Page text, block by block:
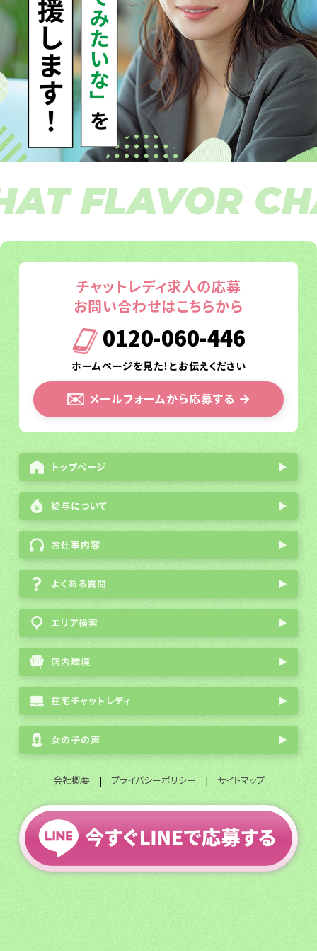
FLAVOR
チャットレディ求人の応募
お問い合わせはこちらから
0120-060-446
ホームページを見た！とお伝えください
✉️ メールフォームから応募する →
トップページ ▶
給与について ▶
お仕事内容 ▶
よくある質問 ▶
エリア検索 ▶
店内環境 ▶
在宅チャットレディ ▶
女の子の声 ▶
会社概要| プライバシーポリシー | サイトマップ
全国通勤チャットレディ募集